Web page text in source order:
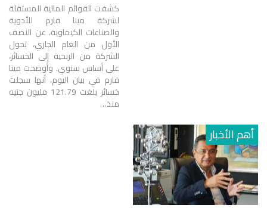
كشفت القوائم المالية المستقلة
لشركة مينا فارم للأدوية
والصناعات الكيماوية، عن النصف
الأول من العام الجاري، تحول
الشركة من الربحية إلى الخسائر،
على أساس سنوي. وأوضحت مينا
فارم في بيان اليوم، أنها سجلت
خسائر بلغت 121.79 مليون جنيه
منذ…
أهم الأخبار